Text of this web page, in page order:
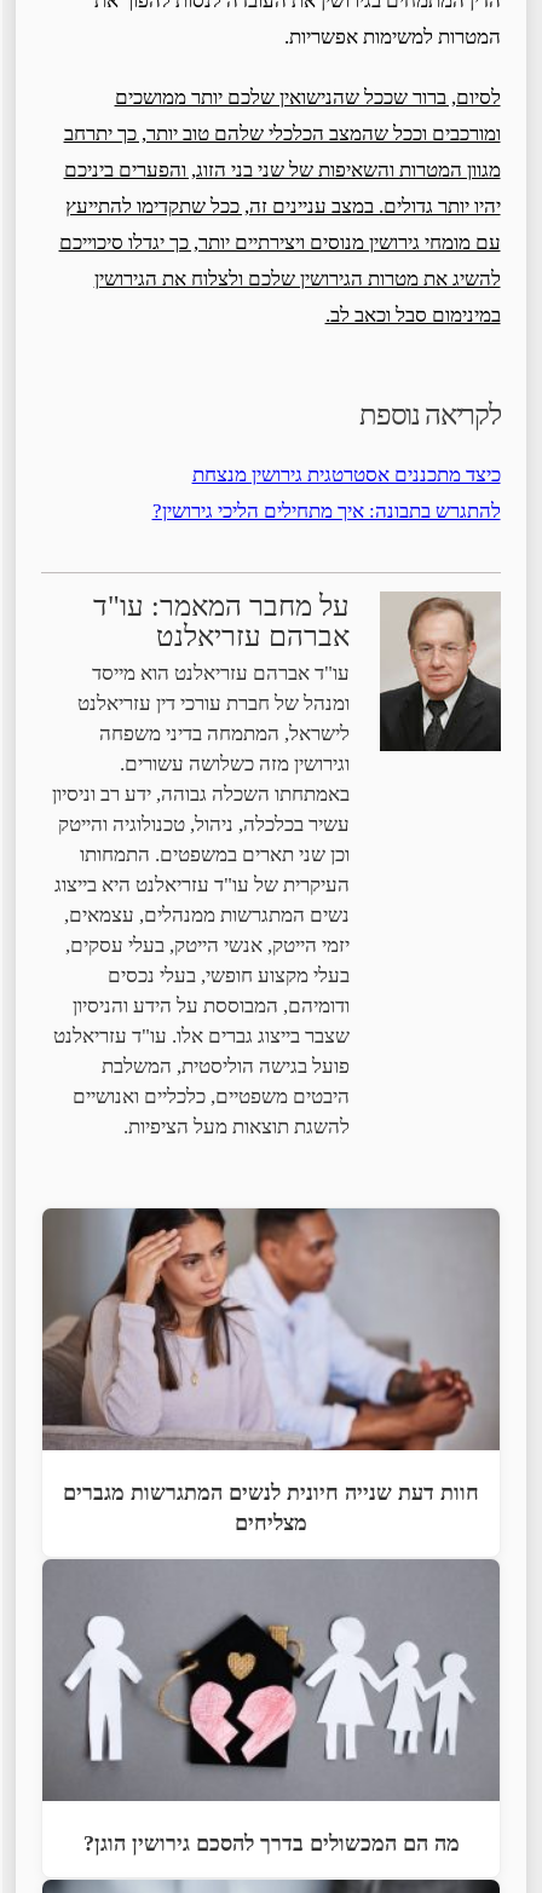
המטרות למשימות אפשריות.
לסיום, ברור שככל שהנישואין שלכם יותר ממושכים
ומורכבים וככל שהמצב הכלכלי שלהם טוב יותר, כך יתרחב
מגוון המטרות והשאיפות של שני בני הזוג, והפערים ביניכם
יהיו יותר גדולים. במצב עניינים זה, ככל שתקדימו להתייעץ
עם מומחי גירושין מנוסים ויצירתיים יותר, כך יגדלו סיכוייכם
להשיג את מטרות הגירושין שלכם ולצלוח את הגירושין
במינימום סבל וכאב לב.
לקריאה נוספת
כיצד מתכננים אסטרטגית גירושין מנצחת
להתגרש בתבונה: איך מתחילים הליכי גירושין?
על מחבר המאמר: עו"ד
אברהם עזריאלנט
עו"ד אברהם עזריאלנט הוא מייסד
ומנהל של חברת עורכי דין עזריאלנט
לישראל, המתמחה בדיני משפחה
וגירושין מזה כשלושה עשורים.
באמתחתו השכלה גבוהה, ידע רב וניסיון
עשיר בכלכלה, ניהול, טכנולוגיה והייטק
וכן שני תארים במשפטים. התמחותו
העיקרית של עו"ד עזריאלנט היא בייצוג
נשים המתגרשות ממנהלים, עצמאים,
יזמי הייטק, אנשי הייטק, בעלי עסקים,
בעלי מקצוע חופשי, בעלי נכסים
ודומיהם, המבוססת על הידע והניסיון
שצבר בייצוג גברים אלו. עו"ד עזריאלנט
פועל בגישה הוליסטית, המשלבת
היבטים משפטיים, כלכליים ואנושיים
להשגת תוצאות מעל הציפיות.
חוות דעת שנייה חיונית לנשים המתגרשות מגברים
מצליחים
מה הם המכשולים בדרך להסכם גירושין הוגן?